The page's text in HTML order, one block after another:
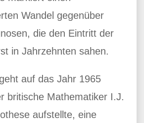
Wandel gegenüber
die den Eintritt der
in Jahrzehnten sahen.
auf das Jahr 1965
britische Mathematiker I.J.
aufstellte, eine